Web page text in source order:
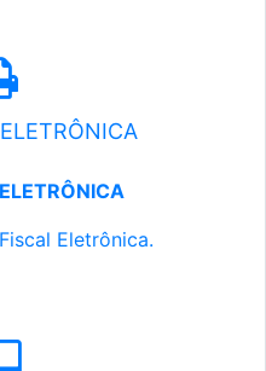
Eletrônica.